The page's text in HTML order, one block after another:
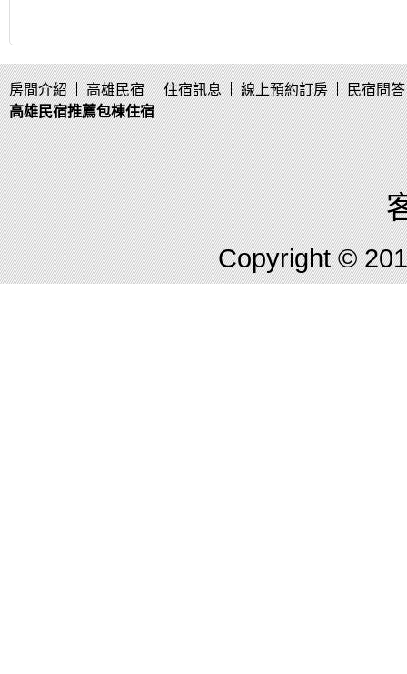
房間介紹 高雄民宿 住宿訊息 線上預約訂房
民宿問答
高雄民宿推薦包棟住宿
Copyright ©